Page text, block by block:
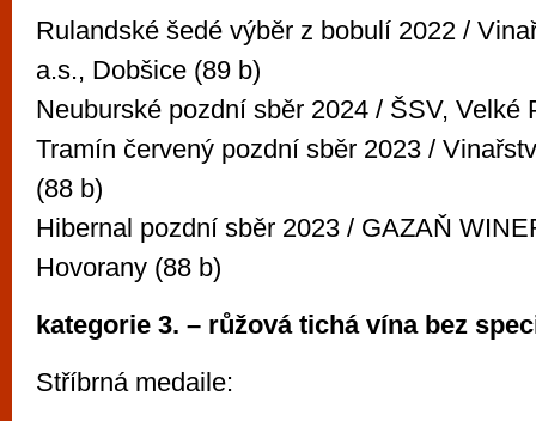
Rulandské šedé výběr z bobulí 2022 /
a.s., Dobšice (89 b)
Neuburské pozdní sběr 2024 / ŠSV, Velké
Tramín červený pozdní sběr 2023 /
(88 b)
Hibernal pozdní sběr 2023 / GAZAŇ
Hovorany (88 b)
kategorie 3. – růžová tichá vína bez
Stříbrná medaile: